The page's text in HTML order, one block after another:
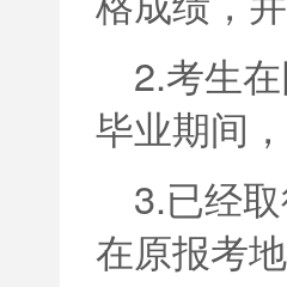
2.考生
毕业期间
3.已经
在原报考